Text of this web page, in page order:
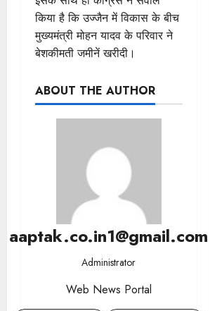
किया है कि उज्जैन में विकास के बीच
मुख्यमंत्री मोहन यादव के परिवार ने
बेशकीमती जमीनें खरीदी।
ABOUT THE AUTHOR
aaptak.co.in1@gmail.com
Administrator
Web News Portal